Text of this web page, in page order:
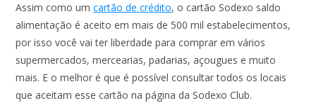
Assim como umcartão de crédito, o cartão Sodexo saldo
alimentação é aceito em mais de 500 mil estabelecimentos,
por isso você vai ter liberdade para comprar em vários
supermercados, mercearias, padarias, açougues e muito
mais. E o melhor é que é possível consultar todos os locais
que aceitam esse cartão na página da Sodexo Club.